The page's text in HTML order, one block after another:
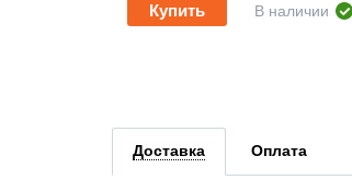
Купить В наличии
Доставка Оплата